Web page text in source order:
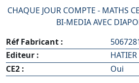
CHAQUE JOUR COMPTE - MATHS
BI-MEDIA AVEC
Réf Fabricant :
Editeur :
HATIER
CE2 :
Oui